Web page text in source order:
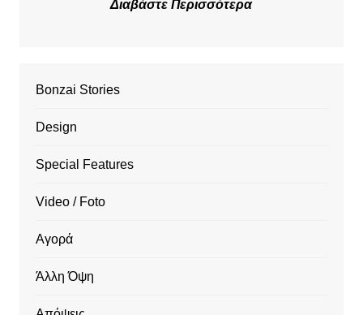
Διαβάστε Περισσότερα
Bonzai Stories
Design
Special Features
Video / Foto
Αγορά
Άλλη Όψη